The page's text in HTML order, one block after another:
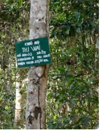
và Australia thúc
và Australia cần
y tế công cộng, trong
bằng, bình đẳng,
quan trọng.